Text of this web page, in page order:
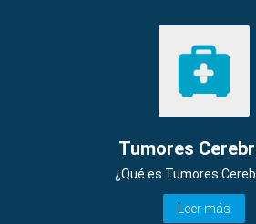
Tumores
¿Qué es Tumores
Leer más